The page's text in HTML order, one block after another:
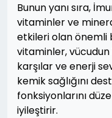
Bunun yanı sıra,
vitaminler ve
etkileri olan önemli
vitaminler,
karşılar ve enerji
kemik sağlığını
fonksiyonlarını
iyileştirir.